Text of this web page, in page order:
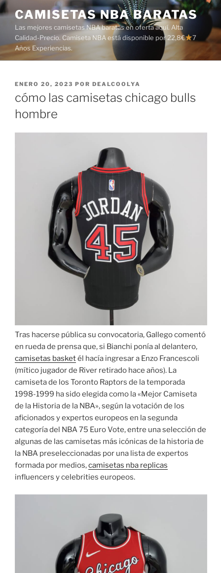
Saltar
al
contenido
CAMISETAS NBA BARATAS
Las mejores camisetas NBA baratas en oferta aquí. Alta
Calidad-Precio. Camiseta NBA está disponible por 22,8€
7
Años Experiencias.
PUBLICADO
ENERO 20, 2023 POR DEALCOOLYA
cómo las camisetas chicago bulls
hombre
Tras hacerse pública su convocatoria, Gallego comentó
en rueda de prensa que, si Bianchi ponía al delantero,
camisetas basketél hacía ingresar a Enzo Francescoli
(mítico jugador de River retirado hace años). La
camiseta de los Toronto Raptors de la temporada
1998-1999 ha sido elegida como la «Mejor Camiseta
de la Historia de la NBA», según la votación de los
aficionados y expertos europeos en la segunda
categoría del NBA 75 Euro Vote, entre una selección de
algunas de las camisetas más icónicas de la historia de
la NBA preseleccionadas por una lista de expertos
formada por medios,camisetas nba replicas
influencers y celebrities europeos.